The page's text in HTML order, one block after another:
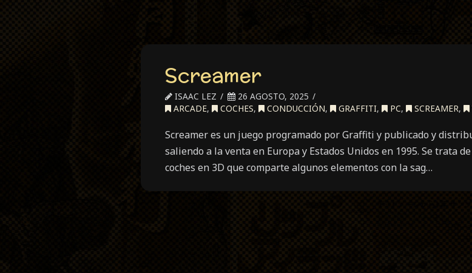
Screamer
ISAAC LEZ
26 AGOSTO, 2025
ARCADE, COCHES, CONDUCCIÓN, GRAFFITI, PC, SCREAMER,
Screamer es un juego programado por Graffiti y publicado y
saliendo a la venta en Europa y Estados Unidos en 1995. Se trata
coches en 3D que comparte algunos elementos con la sag…